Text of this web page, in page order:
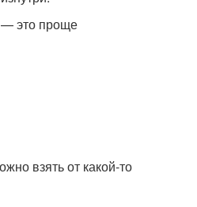
— это проще
взять от какой-то